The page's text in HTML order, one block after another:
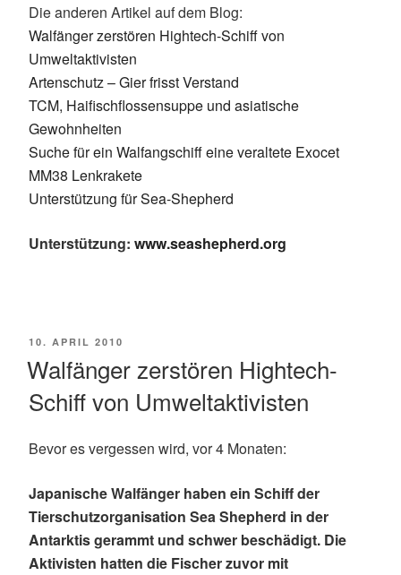
Die anderen Artikel auf dem Blog:
Walfänger zerstören Hightech-Schiff von
Umweltaktivisten
Artenschutz – Gier frisst Verstand
TCM, Haifischflossensuppe und asiatische
Gewohnheiten
Suche für ein Walfangschiff eine veraltete Exocet
MM38 Lenkrakete
Unterstützung für Sea-Shepherd
Unterstützung: www.seashepherd.org
VERÖFFENTLICHT
10. APRIL 2010
Walfänger zerstören Hightech-
Schiff von Umweltaktivisten
Bevor es vergessen wird, vor 4 Monaten:
Japanische Walfänger haben ein Schiff der
Tierschutzorganisation Sea Shepherd in der
Antarktis gerammt und schwer beschädigt. Die
Aktivisten hatten die Fischer zuvor mit